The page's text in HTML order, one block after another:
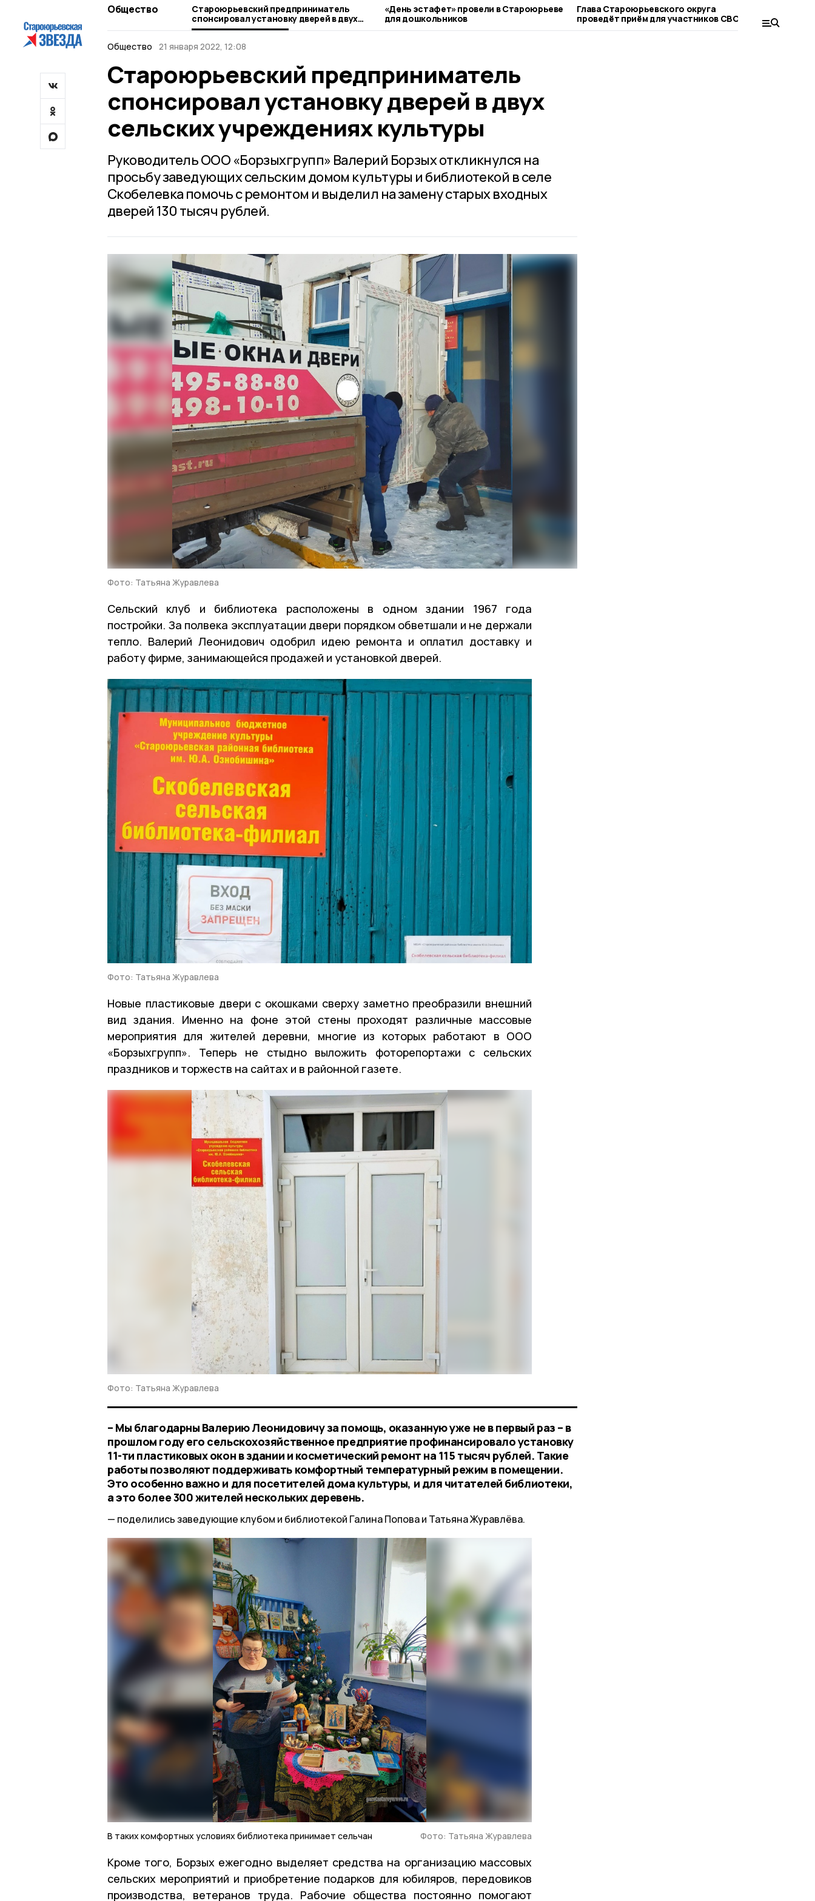
Общество
Староюрьевский предприниматель
спонсировал установку дверей в двух
сельских учреждениях культуры
«День эстафет» провели в Староюрьеве
для дошкольников
Глава Староюрьевского округа
проведёт приём для участников СВО и их
родных
вышла в
конкурса
Общество
21 января 2022, 12:08
Староюрьевский предприниматель
спонсировал установку дверей в двух
сельских учреждениях культуры
Руководитель ООО «Борзыхгрупп» Валерий Борзых откликнулся на
просьбу заведующих сельским домом культуры и библиотекой в селе
Скобелевка помочь с ремонтом и выделил на замену старых входных
дверей 130 тысяч рублей.
Фото: Татьяна Журавлева
Сельский клуб и библиотека расположены в одном здании 1967 года
постройки. За полвека эксплуатации двери порядком обветшали и не держали
тепло. Валерий Леонидович одобрил идею ремонта и оплатил доставку и
работу фирме, занимающейся продажей и установкой дверей.
Фото: Татьяна Журавлева
Новые пластиковые двери с окошками сверху заметно преобразили внешний
вид здания. Именно на фоне этой стены проходят различные массовые
мероприятия для жителей деревни, многие из которых работают в ООО
«Борзыхгрупп». Теперь не стыдно выложить фоторепортажи с сельских
праздников и торжеств на сайтах и в районной газете.
Фото: Татьяна Журавлева
– Мы благодарны Валерию Леонидовичу за помощь, оказанную уже не в первый раз – в
прошлом году его сельскохозяйственное предприятие профинансировало установку
11-ти пластиковых окон в здании и косметический ремонт на 115 тысяч рублей. Такие
работы позволяют поддерживать комфортный температурный режим в помещении.
Это особенно важно и для посетителей дома культуры, и для читателей библиотеки,
а это более 300 жителей нескольких деревень.
поделились заведующие клубом и библиотекой Галина Попова и Татьяна Журавлёва.
В таких комфортных условиях библиотека принимает сельчан Фото: Татьяна Журавлева
Кроме того, Борзых ежегодно выделяет средства на организацию массовых
сельских мероприятий и приобретение подарков для юбиляров, передовиков
производства, ветеранов труда. Рабочие общества постоянно помогают